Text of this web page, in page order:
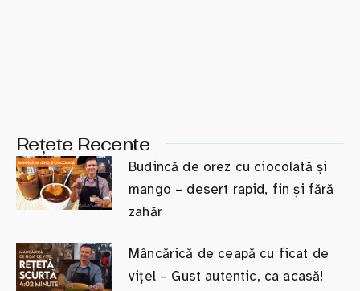
Rețete Recente
Budincă de orez cu ciocolată și
mango – desert rapid, fin și fără
zahăr
Mâncărică de ceapă cu ficat de
vițel – Gust autentic, ca acasă!